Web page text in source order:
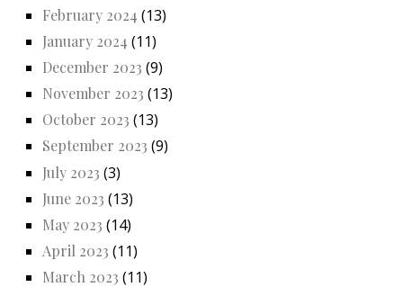
February 2024 (13)
January 2024 (11)
December 2023 (9)
November 2023 (13)
October 2023 (13)
September 2023 (9)
July 2023 (3)
June 2023 (13)
May 2023 (14)
April 2023 (11)
March 2023 (11)